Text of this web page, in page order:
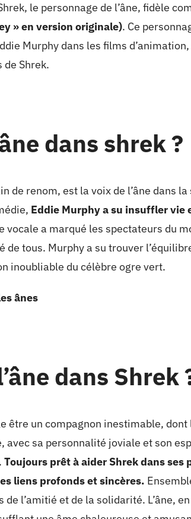
le personnage de l’âne, fidèle
» en version originale). Ce
Murphy dans les films
de Shrek.
dans shrek ?
de renom, est la voix de l’âne dans
Eddie Murphy a su insuffler vie
vocale a marqué les spectateurs du
tous. Murphy a su trouver
inoubliable du célèbre ogre vert.
ânes
dans Shrek
être un compagnon inestimable,
avec sa personnalité joviale et son
Toujours prêt à aider Shrek dans
liens profonds et sincères.
l’amitié et de la solidarité. L’âne,